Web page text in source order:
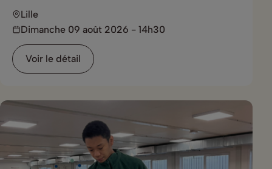
Lille
Dimanche 09 août 2026 - 14h30
Voir le détail